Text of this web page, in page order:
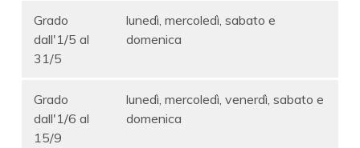
Grado
dall'1/5 al
31/5
lunedì, mercoledì, sabato e
domenica
Grado
dall'1/6 al
15/9
lunedì, mercoledì, venerdì, sabato e
domenica